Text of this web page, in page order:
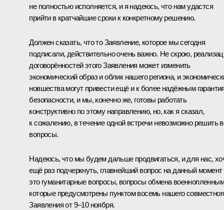
не полностью исполняется, и я надеюсь, что нам удастся
прийти в кратчайшие сроки к конкретному решению.
Должен сказать, что то Заявление, которое мы сегодня
подписали, действительно очень важно. Не скрою,
договорённостей этого Заявления может изменить
экономический образ и облик нашего региона, и
новшества могут привести ещё и к более надёжным
безопасности, и мы, конечно же, готовы работать
конструктивно по этому направлению, но, как я сказал,
к сожалению, в течение одной встречи невозможно решить
вопросы.
Надеюсь, что мы будем дальше продвигаться, и для нас,
ещё раз подчеркнуть, главнейший вопрос на данный момент
это гуманитарные вопросы, вопросы обмена
которые предусмотрены пунктом восемь нашего
Заявления от 9–10 ноября.